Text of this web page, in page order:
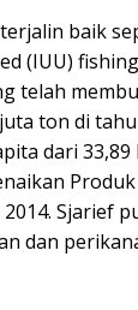
baik
(IUU)
telah
ton di
dari
Sjarief
dan